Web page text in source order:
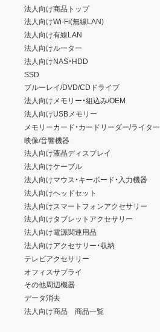
法人向け商品トップ
法人向けWi-Fi(無線LAN)
法人向け有線LAN
法人向けルーター
法人向けNAS・HDD
SSD
ブルーレイ/DVD/CDドライブ
法人向けメモリー・組込み/OEM
法人向けUSBメモリー
メモリーカード・カードリーダー/ライター
映像/音響機器
法人向け液晶ディスプレイ
法人向けケーブル
法人向けマウス・キーボード・入力機器
法人向けヘッドセット
法人向けスマートフォンアクセサリー
法人向けタブレットアクセサリー
法人向け電源関連用品
法人向けアクセサリー・収納
テレビアクセサリー
オフィスサプライ
その他周辺機器
データ消去
法人向け商品 商品一覧